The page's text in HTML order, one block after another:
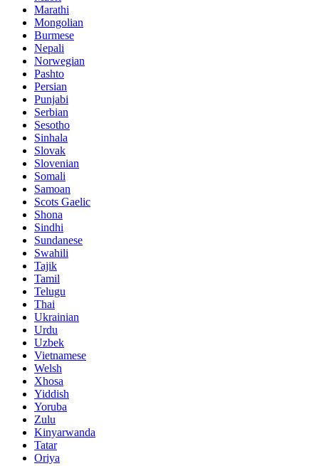
Marathi
Mongolian
Burmese
Nepali
Norwegian
Pashto
Persian
Punjabi
Serbian
Sesotho
Sinhala
Slovak
Slovenian
Somali
Samoan
Scots Gaelic
Shona
Sindhi
Sundanese
Swahili
Tajik
Tamil
Telugu
Thai
Ukrainian
Urdu
Uzbek
Vietnamese
Welsh
Xhosa
Yiddish
Yoruba
Zulu
Kinyarwanda
Tatar
Oriya